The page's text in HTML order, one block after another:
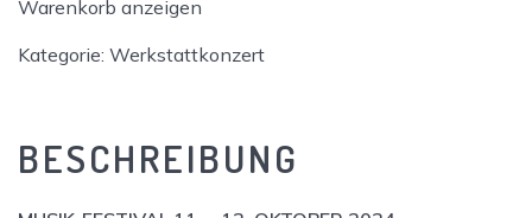
1.
Konzert
Warenkorb anzeigen
Kategorie: Werkstattkonzert
BESCHREIBUNG